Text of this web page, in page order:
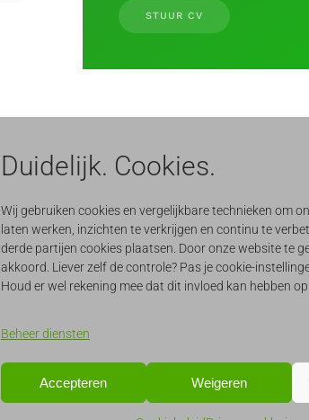
Duidelijk. Cookies.
Wij gebruiken cookies en vergelijkbare technieken om
laten werken, inzichten te verkrijgen en continu te
derde partijen cookies plaatsen. Door onze website te
akkoord. Liever zelf de controle? Pas je cookie-
Houd er wel rekening mee dat dit invloed kan hebben
Beheer diensten
Accepteren Weigeren
STUUR CV